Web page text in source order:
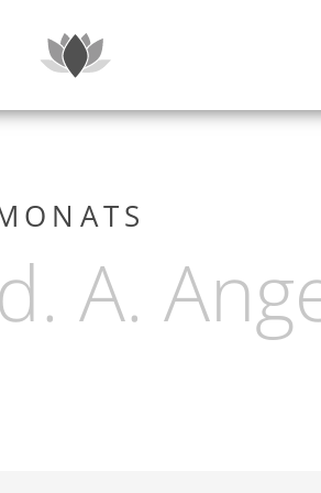
A.